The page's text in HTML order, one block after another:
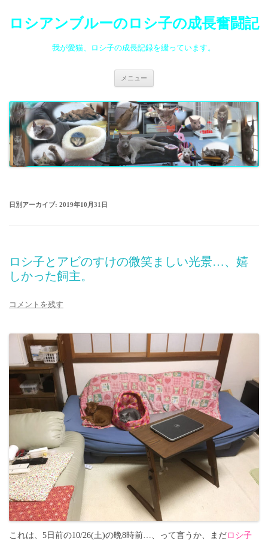
ロシアンブルーのロシ子の成長奮闘記
我が愛猫、ロシ子の成長記録を綴っています。
メニュー
ツ
へ
ス
キ
ッ
プ
日別アーカイブ: 2019年10月31日
ロシ子とアビのすけの微笑ましい光景…、嬉
しかった飼主。
コメントを残す
これは、5日前の10/26(土)の晩8時前…、って言うか、まだロシ子